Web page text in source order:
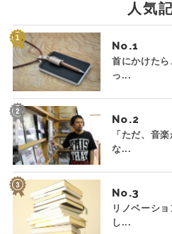
人気
No.
首にかけた
っ...
No.
「ただ、音
な...
No.
リノベーシ
し...